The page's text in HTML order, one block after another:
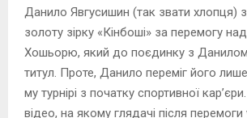
Данило Явгусишин (так звати хлопця)
золоту зірку «Кінбоші» за перемогу
Хошьорю, який до поєдинку з
титул. Проте, Данило переміг його
му турнірі з початку спортивної
відео, на якому глядачі після перемоги